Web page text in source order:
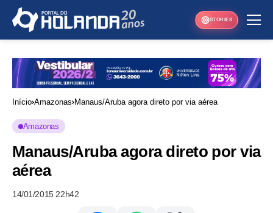
STORIES
Início Amazonas Manaus/Aruba agora direto por via aérea
Amazonas
Manaus/Aruba agora direto por via
aérea
14/01/2015 22h42